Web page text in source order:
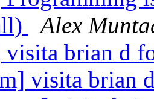
Alex
visita brian d
visita brian